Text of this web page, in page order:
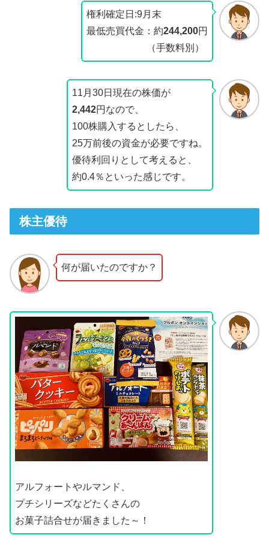
権利確定日:9月末
最低売買代金：約244,200円
（手数料別）
11月30日現在の株価が
2,442円なので、
100株購入するとしたら、
25万前後の資金が必要ですね。
優待利回りとして考えると、
約0.4％といった感じです。
株主優待
何が届いたのですか？
アルフォートやルマンド、
プチシリーズなどたくさんの
お菓子詰合せが届きました～！